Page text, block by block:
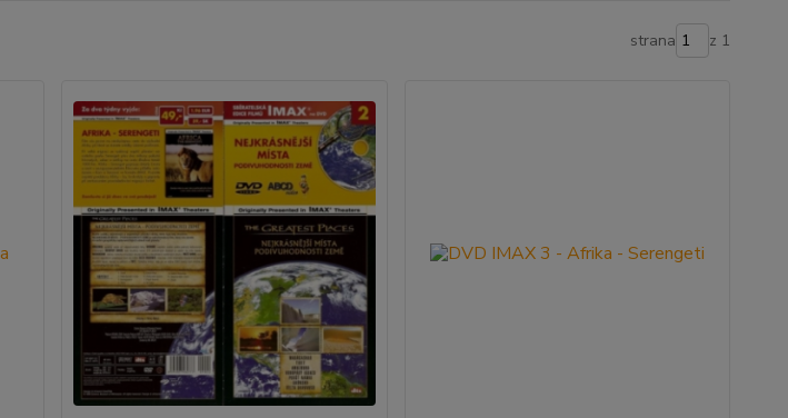
strana z 1